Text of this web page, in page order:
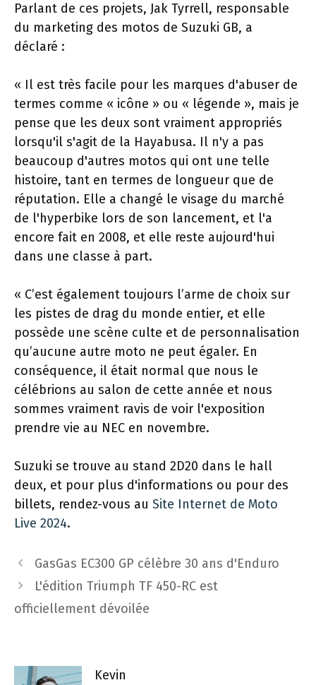
Parlant de ces projets, Jak Tyrrell, responsable
du marketing des motos de Suzuki GB, a
déclaré :
« Il est très facile pour les marques d'abuser de
termes comme « icône » ou « légende », mais je
pense que les deux sont vraiment appropriés
lorsqu'il s'agit de la Hayabusa. Il n'y a pas
beaucoup d'autres motos qui ont une telle
histoire, tant en termes de longueur que de
réputation. Elle a changé le visage du marché
de l'hyperbike lors de son lancement, et l'a
encore fait en 2008, et elle reste aujourd'hui
dans une classe à part.
« C’est également toujours l’arme de choix sur
les pistes de drag du monde entier, et elle
possède une scène culte et de personnalisation
qu’aucune autre moto ne peut égaler. En
conséquence, il était normal que nous le
célébrions au salon de cette année et nous
sommes vraiment ravis de voir l'exposition
prendre vie au NEC en novembre.
Suzuki se trouve au stand 2D20 dans le hall
deux, et pour plus d'informations ou pour des
billets, rendez-vous au Site Internet de Moto
Live 2024.
Navigation
des
articles
GasGas EC300 GP célèbre 30 ans d'Enduro
L'édition Triumph TF 450-RC est
officiellement dévoilée
Kevin